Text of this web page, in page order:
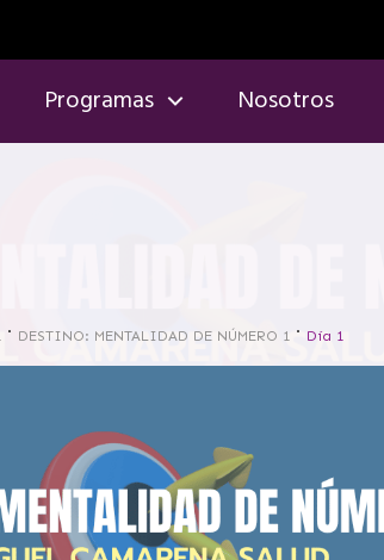
Programas Nosotros
DESTINO: MENTALIDAD DE NÚMERO 1 Día 1